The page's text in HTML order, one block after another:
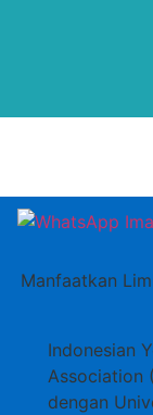
Manfaatkan
Indonesian
Association
dengan